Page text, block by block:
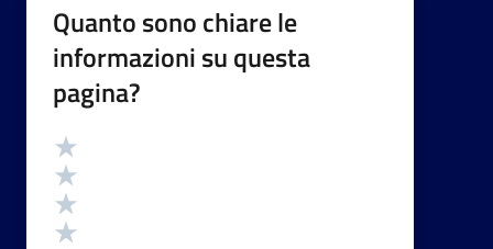
Quanto sono chiare le
informazioni su questa
pagina?
Valutazione